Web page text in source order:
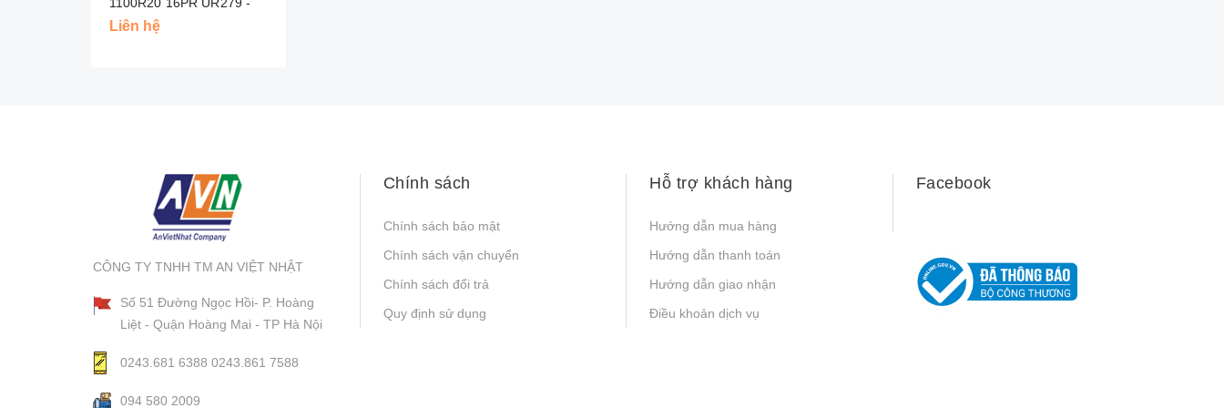
THÁI
Liên hệ
CÔNG TY TNHH TM AN VIỆT NHẬT
Số 51 Đường Ngọc Hồi- P. Hoàng
Liệt - Quận Hoàng Mai - TP Hà Nội
0243.681 6388 0243.861 7588
094 580 2009
Chính sách
Chính sách bảo mật
Chính sách vận chuyển
Chính sách đổi trả
Quy định sử dụng
Hỗ trợ khách hàng
Hướng dẫn mua hàng
Hướng dẫn thanh toán
Hướng dẫn giao nhận
Điều khoản dịch vụ
Facebook